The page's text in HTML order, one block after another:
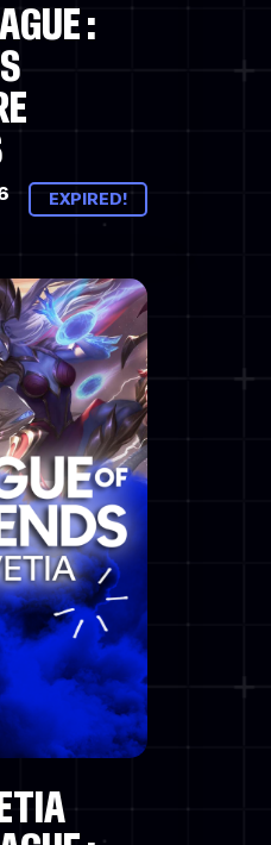
:
EXPIRED!